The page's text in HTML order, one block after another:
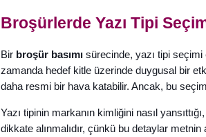
Broşürlerde Yazı Tipi
Bir broşür basımı sürecinde, yazı tipi
zamanda hedef kitle üzerinde duygusal bir
daha resmi bir hava katabilir. Ancak, bu
Yazı tipinin markanın kimliğini nasıl
dikkate alınmalıdır, çünkü bu detaylar